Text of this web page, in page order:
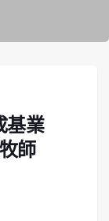
基業
師